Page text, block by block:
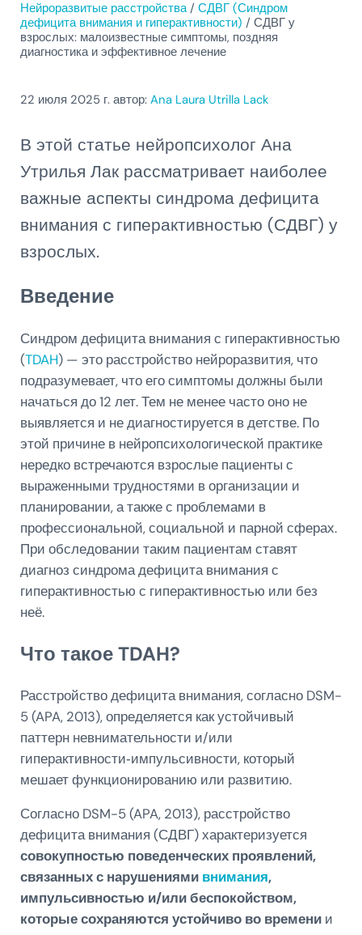
Нейроразвитые расстройства / СДВГ (Синдром
дефицита внимания и гиперактивности) / СДВГ у
взрослых: малоизвестные симптомы, поздняя
диагностика и эффективное лечение
22 июля 2025 г. автор: Ana Laura Utrilla Lack
В этой статье нейропсихолог Ана
Утрилья Лак рассматривает наиболее
важные аспекты синдрома дефицита
внимания с гиперактивностью (СДВГ) у
взрослых.
Введение
Синдром дефицита внимания с гиперактивностью
(TDAH) — это расстройство нейроразвития, что
подразумевает, что его симптомы должны были
начаться до 12 лет. Тем не менее часто оно не
выявляется и не диагностируется в детстве. По
этой причине в нейропсихологической практике
нередко встречаются взрослые пациенты с
выраженными трудностями в организации и
планировании, а также с проблемами в
профессиональной, социальной и парной сферах.
При обследовании таким пациентам ставят
диагноз синдрома дефицита внимания с
гиперактивностью с гиперактивностью или без
неё.
Что такое TDAH?
Расстройство дефицита внимания, согласно DSM-
5 (APA, 2013), определяется как устойчивый
паттерн невнимательности и/или
гиперактивности‑импульсивности, который
мешает функционированию или развитию.
Согласно DSM-5 (APA, 2013), расстройство
дефицита внимания (СДВГ) характеризуется
совокупностью поведенческих проявлений,
связанных с нарушениями внимания,
импульсивностью и/или беспокойством,
которые сохраняются устойчиво во времени и